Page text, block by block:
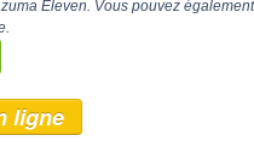
Eleven. Vous pouvez également
ligne